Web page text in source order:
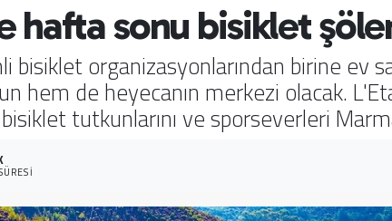
hafta sonu bisiklet
bisiklet organizasyonlarından birine ev
hem de heyecanın merkezi olacak.
tutkunlarını ve sporseverleri